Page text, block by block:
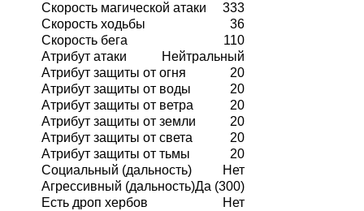
Скорость магической атаки
333
Скорость ходьбы
36
Скорость бега
110
Атрибут атаки
Нейтральный
Атрибут защиты от огня
20
Атрибут защиты от воды
20
Атрибут защиты от ветра
20
Атрибут защиты от земли
20
Атрибут защиты от света
20
Атрибут защиты от тьмы
20
Социальный (дальность)
Нет
Агрессивный (дальность)Да (300)
Есть дроп хербов
Нет